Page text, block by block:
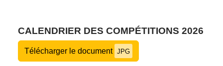
CALENDRIER DES COMPÉTITIONS 2026
Télécharger le document JPG